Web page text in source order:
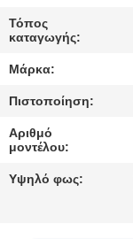
ΜΑΣ
ΕΛΆΤΕ
ΣΕ
ΕΠΑΦΉ
ΜΕ
Τόπος
καταγωγής:
Μάρκα:
Πιστοποίηση:
Αριθμό
μοντέλου:
Υψηλό φως: